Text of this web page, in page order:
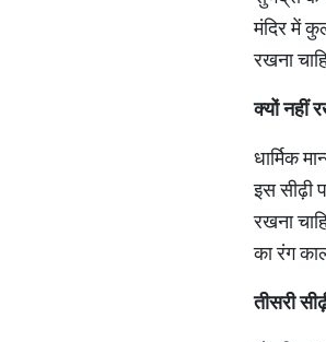
मंदिर में
रखना
क्यों नहीं
धार्मिक
इस सीढ़ी
रखना
का रंग
तीसरी